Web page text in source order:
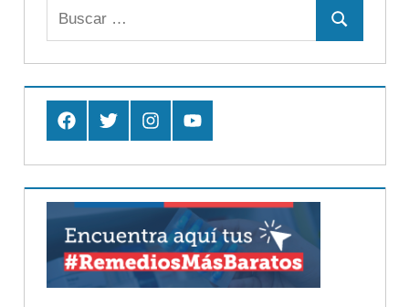
Buscar:
Buscar
FacebookTwitter InstagramYoutube